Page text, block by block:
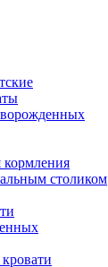
кормления
столиком